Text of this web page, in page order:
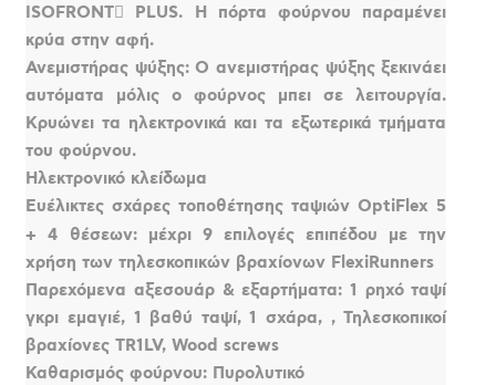
ISOFRONT PLUS. Η πόρτα φούρνου παραμένει
κρύα στην αφή.
Ανεμιστήρας ψύξης: Ο ανεμιστήρας ψύξης ξεκινάει
αυτόματα μόλις ο φούρνος μπει σε λειτουργία.
Κρυώνει τα ηλεκτρονικά και τα εξωτερικά τμήματα
του φούρνου.
Ηλεκτρονικό κλείδωμα
Ευέλικτες σχάρες τοποθέτησης ταψιών OptiFlex 5
+ 4 θέσεων: μέχρι 9 επιλογές επιπέδου με την
χρήση των τηλεσκοπικών βραχίονων FlexiRunners
Παρεχόμενα αξεσουάρ & εξαρτήματα: 1 ρηχό ταψί
γκρι εμαγιέ, 1 βαθύ ταψί, 1 σχάρα, , Τηλεσκοπικοί
βραχίονες TR1LV, Wood screws
Καθαρισμός φούρνου: Πυρολυτικό